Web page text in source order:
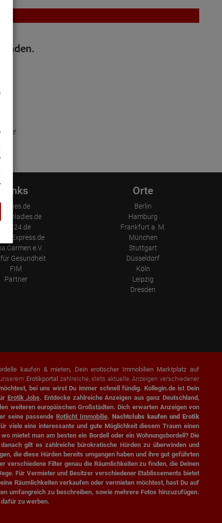
Links
Ladies.de
FKK24.de
Express.de
Carmen e.V.
Gesundheit
FIM
Partner
Orte
Berlin
Hamburg
Frankfurt a. M.
München
Stuttgart
Düsseldorf
Köln
Leipzig
Dresden
kaufen & mieten, Dein erotischer Immobilien Marktplatz auf
Erotikportal zahlreiche, stets aktuelle, Anzeigen verschiedener
bei uns wirst Du immer schnell fündig. Kollegin.de ist Dein
Erotik Jobs. Entdecke zahlreiche Anzeigen aus ganz Deutschland,
weiteren europäischen Großstädten. Dich erwarten Anzeigen von
seine passende Rotlicht Immobilie. Nachtclubs kaufen und Erotik
viele eine interessante und gute Möglichkeit diesem Traum einen
mietet man am besten ein Bordell oder ein Wohnungsbordell? Die
gilt es zahlreiche bürokratische Hürden zu überwinden und
die diese Hürden bereits umgangen haben und ihre gut geführten
verschiedene Filter genau die Räumlichkeiten zu finden, die Deinen
Für Vermieter und Besitzer verschiedener Etablissements bietet
Räumlichkeiten verkaufen oder vermieten möchtest, hast Du auf
umfangreich zu beschreiben, sowie mehrere Fotos hinzuzufügen.
zu werben.